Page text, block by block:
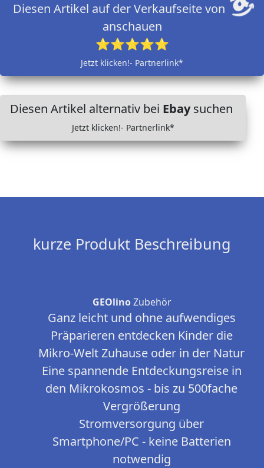
Diesen Artikel auf der Verkaufseite von
anschauen
⭐⭐⭐⭐⭐
Jetzt klicken!- Partnerlink*
Diesen Artikel alternativ bei Ebaysuchen
Jetzt klicken!- Partnerlink*
kurze Produkt Beschreibung
GEOlinoZubehör
Ganz leicht und ohne aufwendiges
Präparieren entdecken Kinder die
Mikro-Welt Zuhause oder in der Natur
Eine spannende Entdeckungsreise in
den Mikrokosmos - bis zu 500fache
Vergrößerung
Stromversorgung über
Smartphone/PC - keine Batterien
notwendig